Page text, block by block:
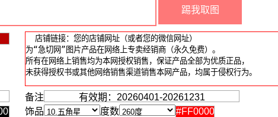
备注
饰品 度数